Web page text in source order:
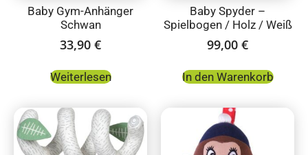
Baby Gym-Anhänger
Schwan
33,90 €
Weiterlesen
Baby Spyder –
Spielbogen / Holz / Weiß
99,00 €
In den Warenkorb